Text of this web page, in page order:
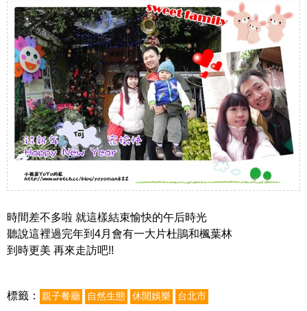
時間差不多啦 就這樣結束愉快的午后時光
聽說這裡過完年到4月會有一大片杜鵑和楓葉林
到時更美 再來走訪吧!!
標籤： 親子餐廳 自然生態 休閒娛樂 台北市